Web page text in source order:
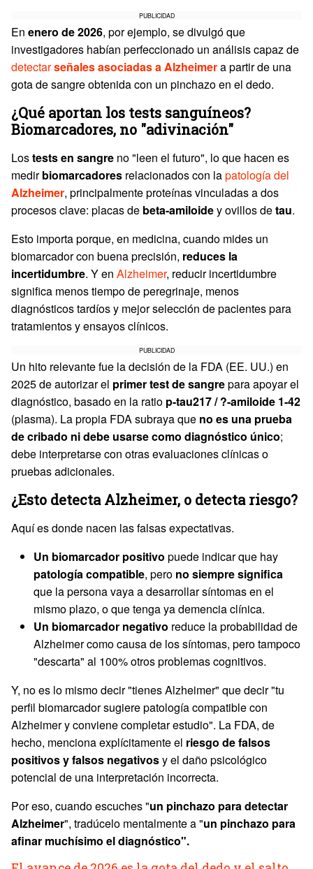
PUBLICIDAD
En enero de 2026, por ejemplo, se divulgó que
investigadores habían perfeccionado un análisis capaz de
detectarseñales asociadas a Alzheimera partir de una
gota de sangre obtenida con un pinchazo en el dedo.
¿Qué aportan los tests sanguíneos?
Biomarcadores, no "adivinación"
Lostests en sangre no "leen el futuro", lo que hacen es
medirbiomarcadores relacionados con lapatología del
Alzheimer, principalmente proteínas vinculadas a dos
procesos clave: placas de beta-amiloidey ovillos detau.
Esto importa porque, en medicina, cuando mides un
biomarcador con buena precisión, reduces la
incertidumbre. Y en Alzheimer, reducir incertidumbre
significa menos tiempo de peregrinaje, menos
diagnósticos tardíos y mejor selección de pacientes para
tratamientos y ensayos clínicos.
PUBLICIDAD
Un hito relevante fue la decisión de la FDA (EE. UU.) en
2025 de autorizar el primer test de sangrepara apoyar el
diagnóstico, basado en la ratio p-tau217 / ?-amiloide 1-42
(plasma). La propia FDA subraya que no es una prueba
de cribado ni debe usarse como diagnóstico único;
debe interpretarse con otras evaluaciones clínicas o
pruebas adicionales.
¿Esto detecta Alzheimer, o detecta riesgo?
Aquí es donde nacen las falsas expectativas.
Un biomarcador positivo puede indicar que hay
patología compatible, pero no siempre significa
que la persona vaya a desarrollar síntomas en el
mismo plazo, o que tenga ya demencia clínica.
Un biomarcador negativo reduce la probabilidad de
Alzheimer como causa de los síntomas, pero tampoco
"descarta" al 100% otros problemas cognitivos.
Y, no es lo mismo decir "tienes Alzheimer" que decir "tu
perfil biomarcador sugiere patología compatible con
Alzheimer y conviene completar estudio". La FDA, de
hecho, menciona explícitamente el riesgo de falsos
positivos y falsos negativosy el daño psicológico
potencial de una interpretación incorrecta.
Por eso, cuando escuches "un pinchazo para detectar
Alzheimer", tradúcelo mentalmente a "un pinchazo para
afinar muchísimo el diagnóstico".